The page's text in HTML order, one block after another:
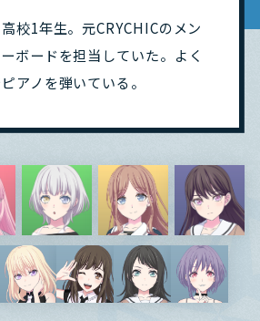
校1年生。元CRYCHICのメン
ボードを担当していた。よく
アノを弾いている。